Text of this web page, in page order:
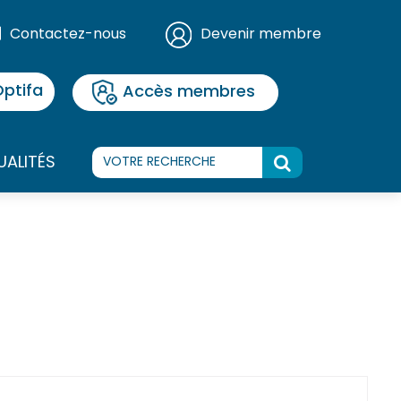
Contactez-nous
Devenir membre
Accès membres